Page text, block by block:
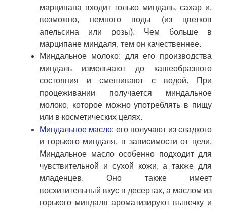
марципана входит только миндаль, сахар и,
возможно, немного воды (из цветков
апельсина или розы). Чем больше в
марципане миндаля, тем он качественнее.
Миндальное молоко: для его производства
миндаль измельчают до кашеобразного
состояния и смешивают с водой. При
процеживании получается миндальное
молоко, которое можно употреблять в пищу
или в косметических целях.
Миндальное масло: его получают из сладкого
и горького миндаля, в зависимости от цели.
Миндальное масло особенно подходит для
чувствительной и сухой кожи, а также для
младенцев. Оно также имеет
восхитительный вкус в десертах, а маслом из
горького миндаля ароматизируют выпечку и